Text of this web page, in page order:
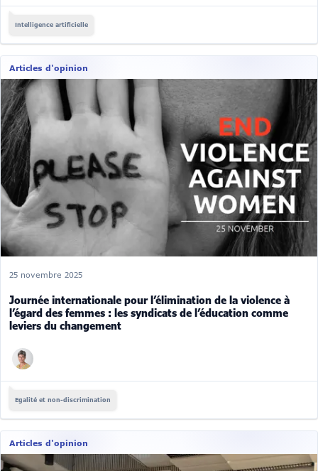
Intelligence artificielle
Articles d'opinion
25 novembre 2025
Journée internationale pour l’élimination de la violence à
l’égard des femmes : les syndicats de l’éducation comme
leviers du changement
Egalité et non-discrimination
Articles d'opinion